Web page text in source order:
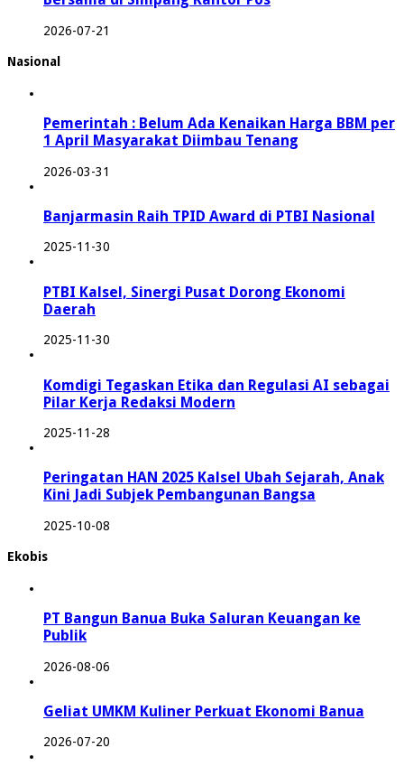
2026-07-21
Nasional
Pemerintah : Belum Ada Kenaikan Harga BBM per
1 April Masyarakat Diimbau Tenang
2026-03-31
Banjarmasin Raih TPID Award di PTBI Nasional
2025-11-30
PTBI Kalsel, Sinergi Pusat Dorong Ekonomi
Daerah
2025-11-30
Komdigi Tegaskan Etika dan Regulasi AI sebagai
Pilar Kerja Redaksi Modern
2025-11-28
Peringatan HAN 2025 Kalsel Ubah Sejarah, Anak
Kini Jadi Subjek Pembangunan Bangsa
2025-10-08
Ekobis
PT Bangun Banua Buka Saluran Keuangan ke
Publik
2026-08-06
Geliat UMKM Kuliner Perkuat Ekonomi Banua
2026-07-20